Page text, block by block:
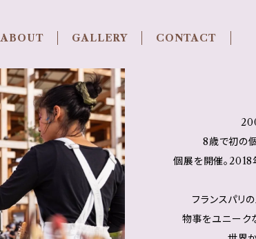
ABOUT GALLERY CONTACT
8歳で初の
個展を開催。2018
フランスパリ
物事をユニーク